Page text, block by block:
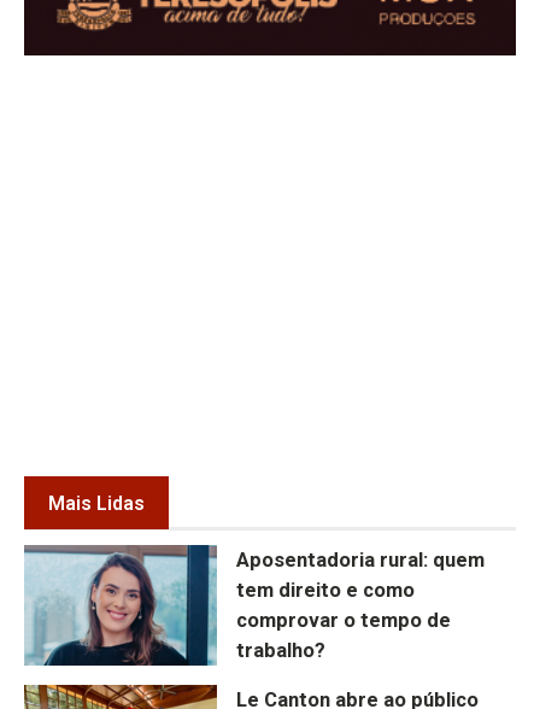
Mais Lidas
Aposentadoria rural: quem
tem direito e como
comprovar o tempo de
trabalho?
Le Canton abre ao público